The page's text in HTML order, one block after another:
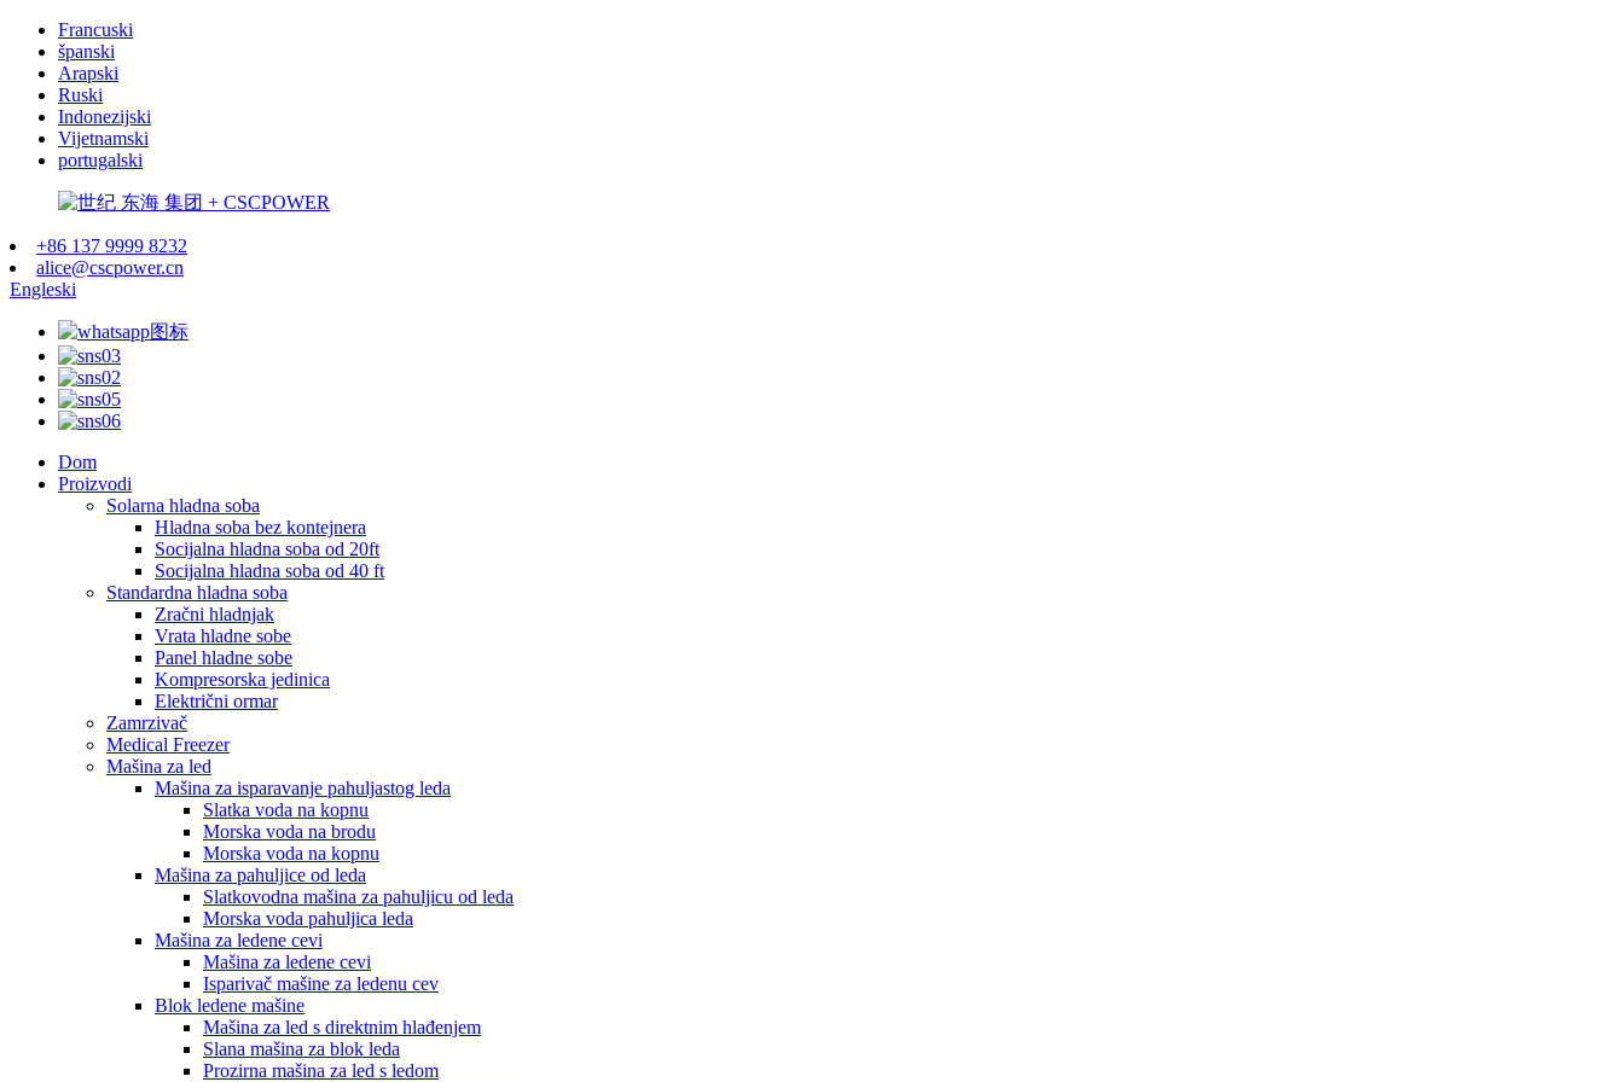
Francuski
španski
Arapski
Ruski
Indonezijski
Vijetnamski
portugalski
+86 137 9999 8232
alice@cscpower.cn
Engleski
Dom
Proizvodi
Solarna hladna soba
Hladna soba bez kontejnera
Socijalna hladna soba od 20ft
Socijalna hladna soba od 40 ft
Standardna hladna soba
Zračni hladnjak
Vrata hladne sobe
Panel hladne sobe
Kompresorska jedinica
Električni ormar
Zamrzivač
Medical Freezer
Mašina za led
Mašina za isparavanje pahuljastog leda
Slatka voda na kopnu
Morska voda na brodu
Morska voda na kopnu
Mašina za pahuljice od leda
Slatkovodna mašina za pahuljicu od leda
Morska voda pahuljica leda
Mašina za ledene cevi
Mašina za ledene cevi
Isparivač mašine za ledenu cev
Blok ledene mašine
Mašina za led s direktnim hlađenjem
Slana mašina za blok leda
Prozirna mašina za led s ledom